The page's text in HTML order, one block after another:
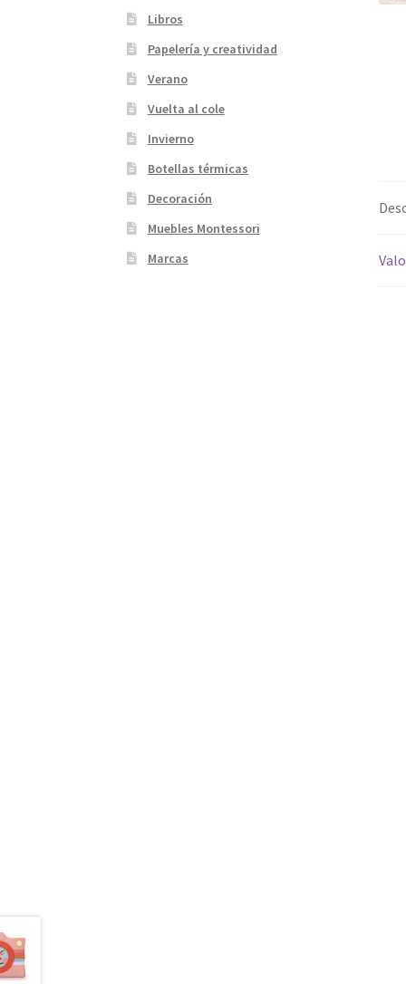
Libros
Papelería y creatividad
Verano
Vuelta al cole
Invierno
Botellas térmicas
Decoración
Muebles Montessori
Marcas